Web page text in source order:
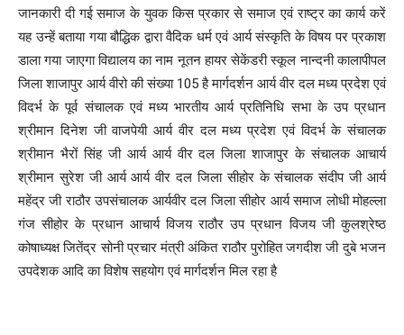
जानकारी दी गई समाज के युवक किस प्रकार से समाज एवं राष्ट्र का कार्य करें
यह उन्हें बताया गया बौद्धिक द्वारा वैदिक धर्म एवं आर्य संस्कृति के विषय पर प्रकाश
डाला गया जाएगा विद्यालय का नाम नूतन हायर सेकेंडरी स्कूल नान्दनी कालापीपल
जिला शाजापुर आर्य वीरो की संख्या 105 है मार्गदर्शन आर्य वीर दल मध्य प्रदेश एवं
विदर्भ के पूर्व संचालक एवं मध्य भारतीय आर्य प्रतिनिधि सभा के उप प्रधान
श्रीमान दिनेश जी वाजपेयी आर्य वीर दल मध्य प्रदेश एवं विदर्भ के संचालक
श्रीमान भैरों सिंह जी आर्य आर्य वीर दल जिला शाजापुर के संचालक आचार्य
श्रीमान सुरेश जी आर्य आर्य वीर दल जिला सीहोर के संचालक संदीप जी आर्य
महेंद्र जी राठौर उपसंचालक आर्यवीर दल जिला सीहोर आर्य समाज लोधी मोहल्ला
गंज सीहोर के प्रधान आचार्य विजय राठौर उप प्रधान विजय जी कुलश्रेष्ठ
कोषाध्यक्ष जितेंद्र सोनी प्रचार मंत्री अंकित राठौर पुरोहित जगदीश जी दुबे भजन
उपदेशक आदि का विशेष सहयोग एवं मार्गदर्शन मिल रहा है